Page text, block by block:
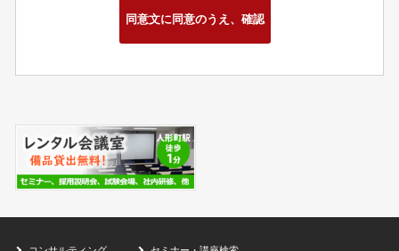
第三者への情報提供
提供、譲渡することは致しません。
・法的拘束力がある第三者機関からの開示要求がある場合
・お客様本人の同意があった場合
お問合せ
される場合には、お客様ご本人であることを確認したうえ